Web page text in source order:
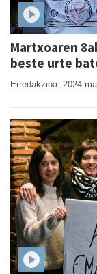
Martxoaren
beste urte
Erredakzioa 2024